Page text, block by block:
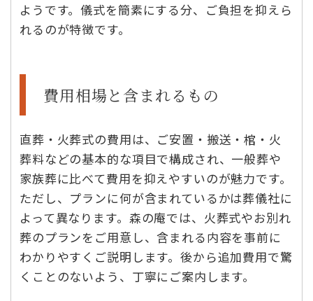
ようです。儀式を簡素にする分、ご負担を抑えら
れるのが特徴です。
費用相場と含まれるもの
直葬・火葬式の費用は、ご安置・搬送・棺・火
葬料などの基本的な項目で構成され、一般葬や
家族葬に比べて費用を抑えやすいのが魅力です。
ただし、プランに何が含まれているかは葬儀社に
よって異なります。森の庵では、火葬式やお別れ
葬のプランをご用意し、含まれる内容を事前に
わかりやすくご説明します。後から追加費用で驚
くことのないよう、丁寧にご案内します。